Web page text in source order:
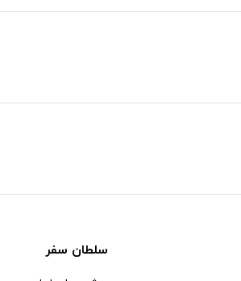
سلطان سفر